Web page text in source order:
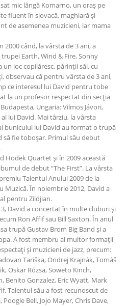
mic lângă Komarno, un oraș pe
fluent în slovacă, maghiară și
de asemenea muzicieni, iar mama
2000 când, la vârsta de 3 ani, a
Earth, Wind & Fire, Sonny
joc copilăresc, părinţii săi, cu
observau că pentru vârsta de 3 ani,
ce interesul lui David pentru tobe
la un profesor respectat din secţia
Ungaria: Vilmos Jávori,
lui David. Mai târziu, la vârsta
bunicului lui David au format o trupă
să fie toboșar. Primul său debut
Hodek Quartet și în 2009 această
de debut “The First”. La vârsta
Talentul Anului 2009 de la
În noiembrie 2012, David a
pentru Zildjian.
David a concertat în multe cluburi și
Ron Affif sau Bill Saxton. În anul
trupă Gustav Brom Big Band și a
A fost membru al multor formaţii
și muzicieni de jazz, precum:
Tariška, Ondrej Krajnák, Tomáš
Oskar Rózsa, Soweto Kinch,
Benito Gonzalez, Eric Wyatt, Mark
Talentul său a fost recunoscut de
Bell, Jojo Mayer, Chris Dave,